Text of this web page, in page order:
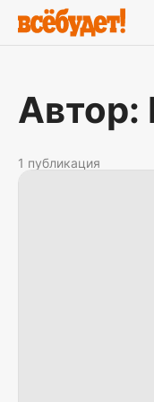
Автор:
1 публикация